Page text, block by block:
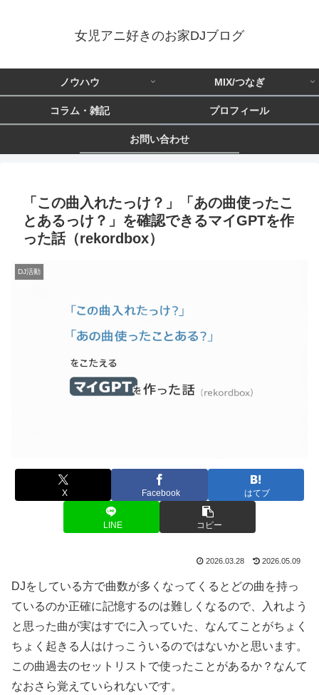
女児アニ好きのお家DJブログ
ノウハウ MIX/つなぎ
コラム・雑記 プロフィール
お問い合わせ
「この曲入れたっけ？」「あの曲使ったこ
とあるっけ？」を確認できるマイGPTを作
った話（rekordbox）
DJ活動
X Facebook はてブ
LINE コピー
2026.03.28 2026.05.09
DJをしている方で曲数が多くなってくるとどの曲を持っ
ているのか正確に記憶するのは難しくなるので、入れよう
と思った曲が実はすでに入っていた、なんてことがちょく
ちょく起きる人はけっこういるのではないかと思います。
この曲過去のセットリストで使ったことがあるか？なんて
なおさら覚えていられないです。